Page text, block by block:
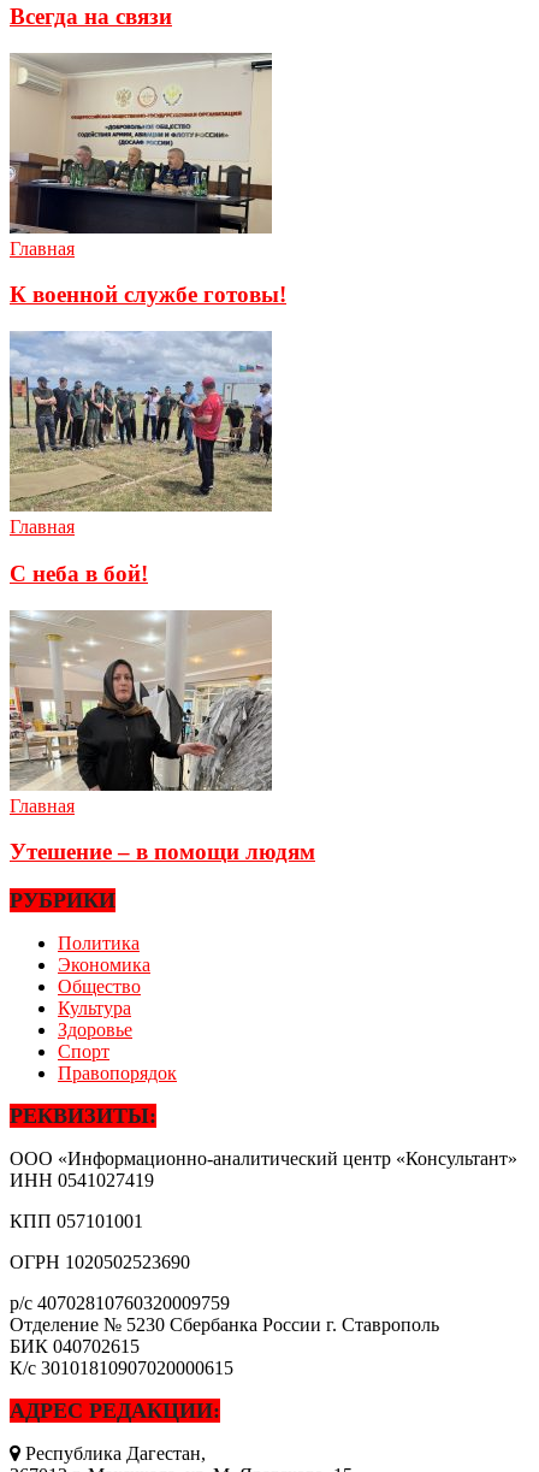
Всегда на связи
Главная
К военной службе готовы!
Главная
С неба в бой!
Главная
Утешение – в помощи людям
РУБРИКИ
Политика
Экономика
Общество
Культура
Здоровье
Спорт
Правопорядок
РЕКВИЗИТЫ:
ООО «Информационно-аналитический центр «Консультант»
ИНН 0541027419
КПП 057101001
ОГРН 1020502523690
р/с 40702810760320009759
Отделение № 5230 Сбербанка России г. Ставрополь
БИК 040702615
К/с 30101810907020000615
АДРЕС РЕДАКЦИИ:
Республика Дагестан,